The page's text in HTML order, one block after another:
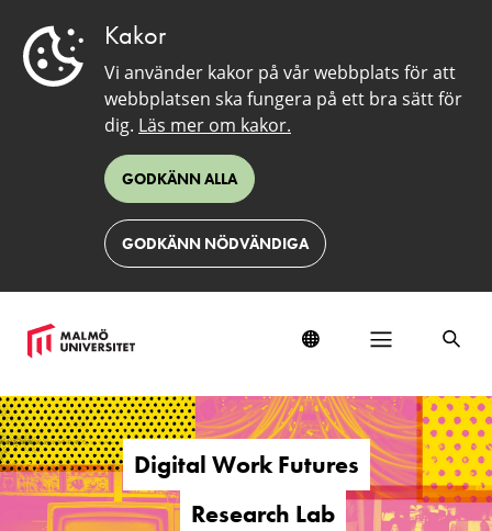
Kakor
Vi använder kakor på vår webbplats för att
webbplatsen ska fungera på ett bra sätt för
dig. Läs mer om kakor.
GODKÄNN ALLA
GODKÄNN NÖDVÄNDIGA
Digital
Work
Futures
Research
Lab
Digital Work Futures
Research Lab